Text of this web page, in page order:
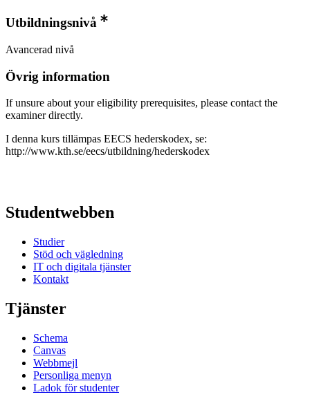
Utbildningsnivå
Avancerad nivå
Övrig information
If unsure about your eligibility prerequisites, please contact the
examiner directly.
I denna kurs tillämpas EECS hederskodex, se:
http://www.kth.se/eecs/utbildning/hederskodex
Studentwebben
Studier
Stöd och vägledning
IT och digitala tjänster
Kontakt
Tjänster
Schema
Canvas
Webbmejl
Personliga menyn
Ladok för studenter